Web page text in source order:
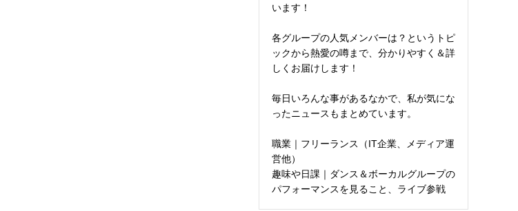
います！
各グループの人気メンバーは？というトピ
ックから熱愛の噂まで、分かりやすく＆詳
しくお届けします！
毎日いろんな事があるなかで、私が気にな
ったニュースもまとめています。
職業｜フリーランス（IT企業、メディア運
営他）
趣味や日課｜ダンス＆ボーカルグループの
パフォーマンスを見ること、ライブ参戦